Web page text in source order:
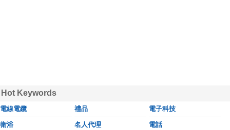
Hot Keywords
電線電纜 禮品 電子科技
衛浴 名人代理 電話